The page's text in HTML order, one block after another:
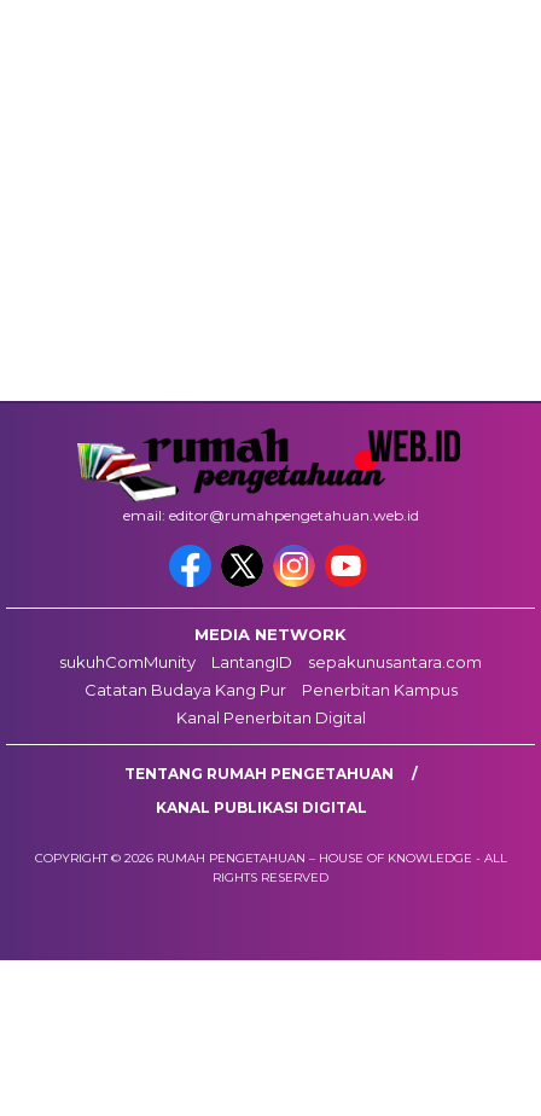
email: editor@rumahpengetahuan.web.id
MEDIA NETWORK
sukuhComMunity
LantangID
sepakunusantara.com
Catatan Budaya Kang Pur
Penerbitan Kampus
Kanal Penerbitan Digital
TENTANG RUMAH PENGETAHUAN
KANAL PUBLIKASI DIGITAL
COPYRIGHT © 2026 RUMAH PENGETAHUAN – HOUSE OF KNOWLEDGE - ALL
RIGHTS RESERVED